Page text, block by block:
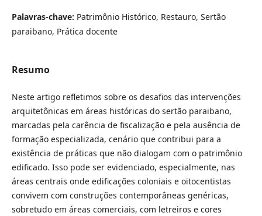
Palavras-chave: Patrimônio Histórico, Restauro, Sertão
paraibano, Prática docente
Resumo
Neste artigo refletimos sobre os desafios das intervenções
arquitetônicas em áreas históricas do sertão paraibano,
marcadas pela carência de fiscalização e pela ausência de
formação especializada, cenário que contribui para a
existência de práticas que não dialogam com o patrimônio
edificado. Isso pode ser evidenciado, especialmente, nas
áreas centrais onde edificações coloniais e oitocentistas
convivem com construções contemporâneas genéricas,
sobretudo em áreas comerciais, com letreiros e cores